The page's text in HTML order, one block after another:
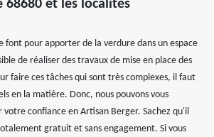
68680 et les localités
font pour apporter de la verdure dans un espace
de réaliser des travaux de mise en place des
faire ces tâches qui sont très complexes, il faut
en la matière. Donc, nous pouvons vous
confiance en Artisan Berger. Sachez qu'il
gratuit et sans engagement. Si vous